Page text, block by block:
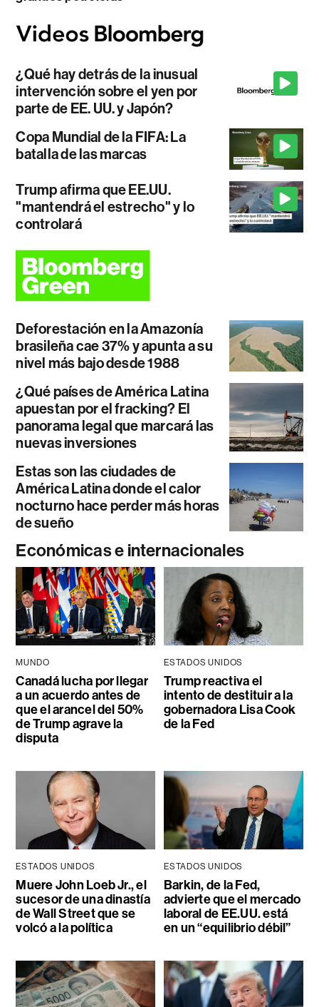
¿Qué hay detrás de la inusual
intervención sobre el yen por
parte de EE. UU. y Japón?
Copa Mundial de la FIFA: La
batalla de las marcas
Trump afirma que EE.UU.
"mantendrá el estrecho" y lo
controlará
Deforestación en la Amazonía
brasileña cae 37% y apunta a su
nivel más bajo desde 1988
¿Qué países de América Latina
apuestan por el fracking? El
panorama legal que marcará las
nuevas inversiones
Estas son las ciudades de
América Latina donde el calor
nocturno hace perder más horas
de sueño
Económicas e internacionales
MUNDO
Canadá lucha por llegar
a un acuerdo antes de
que el arancel del 50%
de Trump agrave la
disputa
ESTADOS UNIDOS
Trump reactiva el
intento de destituir a la
gobernadora Lisa Cook
de la Fed
ESTADOS UNIDOS
Muere John Loeb Jr., el
sucesor de una dinastía
de Wall Street que se
volcó a la política
ESTADOS UNIDOS
Barkin, de la Fed,
advierte que el mercado
laboral de EE.UU. está
en un “equilibrio débil”